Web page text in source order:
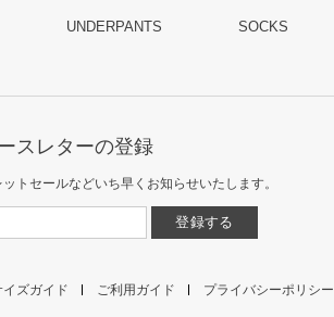
UNDERPANTS SOCKS
スレターの登録
トセールなどいち早くお知らせいたします。
イズガイド ご利用ガイド プライバシーポリシー